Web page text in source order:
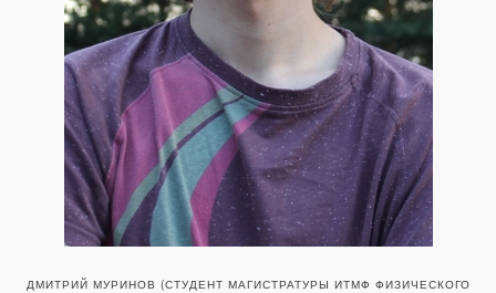
ДМИТРИЙ МУРИНОВ (СТУДЕНТ МАГИСТРАТУРЫ ИТМФ ФИЗИЧЕСКОГО